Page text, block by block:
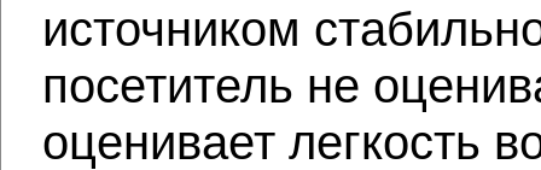
источником
посетитель не
оценивает легкость